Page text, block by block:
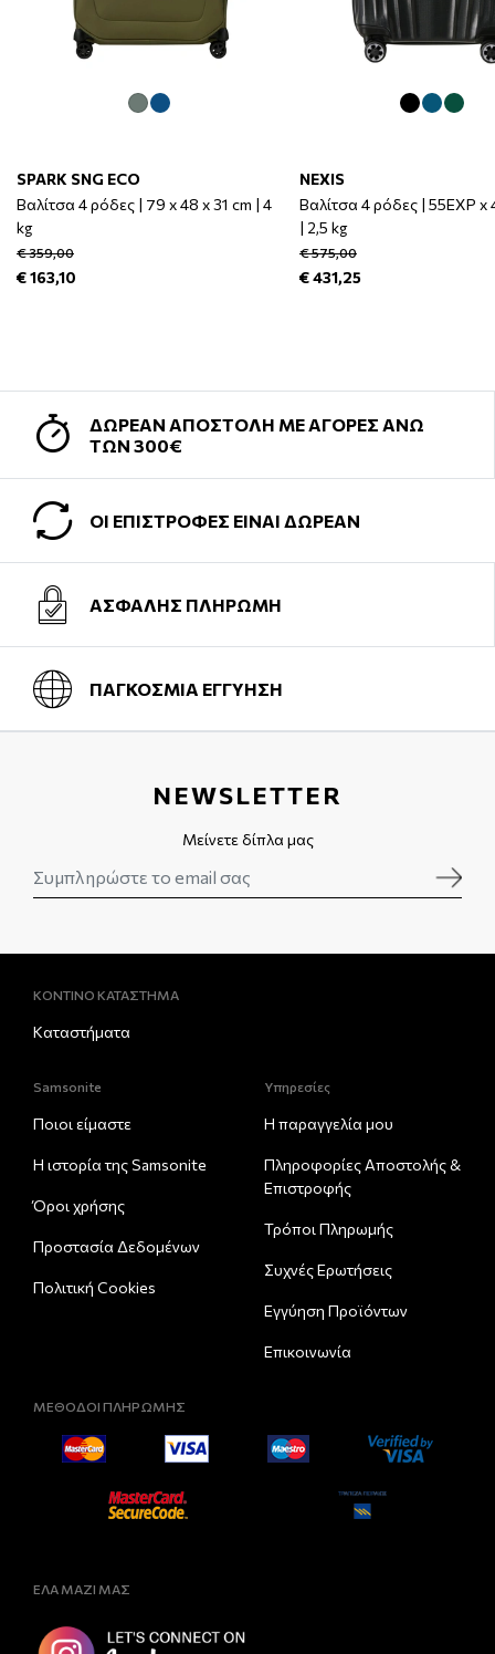
SPARK SNG ECO
Βαλίτσα 4 ρόδες | 79 x 48 x 31 cm | 4
kg
€ 359,00
€ 163,10
NEXIS
Βαλίτσα 4 ρόδες | 55EXP x
| 2,5 kg
€ 575,00
€ 431,25
ΔΩΡΕΑΝ ΑΠΟΣΤΟΛΗ ΜΕ ΑΓΟΡΕΣ ΑΝΩ
ΤΩΝ 300€
ΟΙ ΕΠΙΣΤΡΟΦΕΣ ΕΙΝΑΙ ΔΩΡΕΑΝ
ΑΣΦΑΛΗΣ ΠΛΗΡΩΜΗ
ΠΑΓΚΟΣΜΙΑ ΕΓΓΥΗΣΗ
NEWSLETTER
Μείνετε δίπλα μας
ΚΟΝΤΙΝΟ ΚΑΤΑΣΤΗΜΑ
Καταστήματα
Samsonite
Ποιοι είμαστε
Η ιστορία της Samsonite
Όροι χρήσης
Προστασία Δεδομένων
Πολιτική Cookies
Υπηρεσίες
Η παραγγελία μου
Πληροφορίες Αποστολής &
Eπιστροφής
Τρόποι Πληρωμής
Συχνές Ερωτήσεις
Εγγύηση Προϊόντων
Επικοινωνία
ΜΕΘΟΔΟΙ ΠΛΗΡΩΜΗΣ
ΕΛΑ ΜΑΖΙ ΜΑΣ